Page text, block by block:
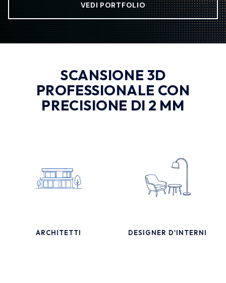
VEDI PORTFOLIO
SCANSIONE 3D
PROFESSIONALE CON
PRECISIONE DI 2 MM
ARCHITETTI DESIGNER D'INTERNI